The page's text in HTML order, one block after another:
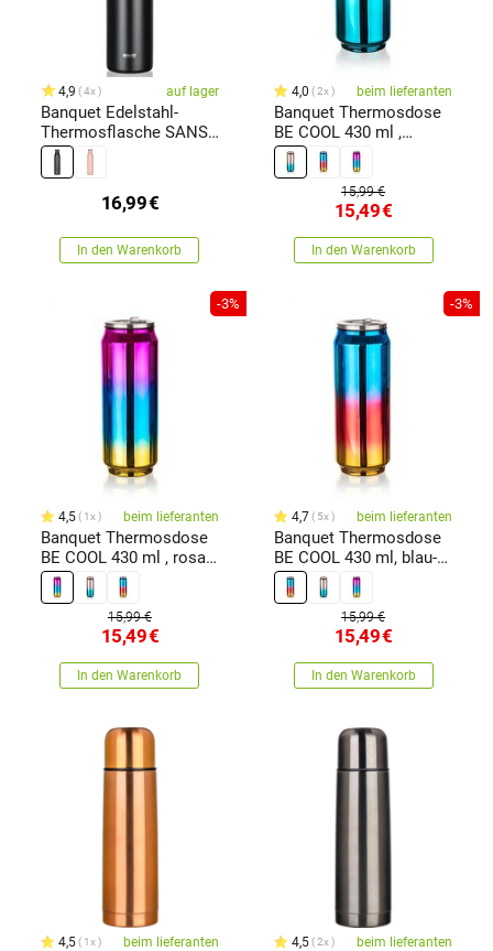
4,9 4x auf lager
Banquet Edelstahl-
Thermosflasche SANS
750 ml, Schwarz
16,99€
In den Warenkorb
4,0 2x beim lieferanten
Banquet Thermosdose
BE COOL 430 ml ,
goldrosa und türkis
15,99 €
15,49€
In den Warenkorb
-3%
4,5 1x beim lieferanten
Banquet Thermosdose
BE COOL 430 ml , rosa-
blau-gold
15,99 €
15,49€
In den Warenkorb
-3%
4,7 5x beim lieferanten
Banquet Thermosdose
BE COOL 430 ml, blau-
rot-gold
15,99 €
15,49€
In den Warenkorb
4,5 1x beim lieferanten 4,5 2x beim lieferanten